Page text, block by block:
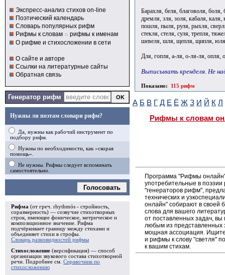
Экспресс-анализ стихов on-line
Поэтический календарь
Словарь популярных рифм
Рифмы к словам и рифмы к именам
О рифме и стихосложении в сети
О сайте и авторе
Ссылки на литературные сайты
Обратная связь
Генератор рифм
Нужны ли поэтам словари рифм?
Да, нужны как рабочий инструмент по
подбору рифм.
Нужны по необходимости, как «скорая
помощь».
Не нужны. Рифмы следует вспоминать
самостоятельно.
Голосовать
Рифма (от греч. rhythmós - стройность,
соразмерность) — созвучие стихотворных
строк, имеющее фоническое, метрическое и
композиционное значение. Рифма
подчёркивает границу между стихами и
объединяет стихи в строфы
Словарь разновидностей рифмы
Стихосложение (версификация) — способ
организации звукового состава стихотворной
речи. Подробнее см. Справочник по
стихосложению
Барахля, беля, благоволя, боля,
дремля, зля, золя, кабаля,
пошля, пыля, руля, рыхля,
стекля, стеля, суля, трепля,
шевеля, шля, щепля, щипля,
Для, гопля, а-ля, о-ля-ля, опля,
Выписывать кренделя. Не
Показано: 115 рифм
А Б В Г Д Е Ё Ж З И Й К Л
Рифмы к словам
Программа "Рифмы
употребительные в
"генераторов рифм",
технических и
онлайн" собирают в своей
слова для вашего
от поставленных задач,
любым из
мощная ассоциация. Ищите
и рифмы к слову "светля"
к вашим стихам.